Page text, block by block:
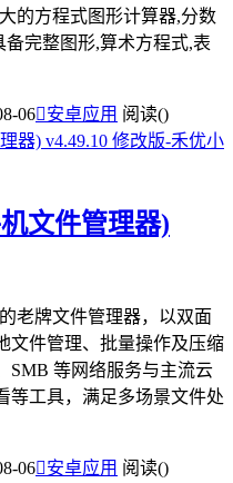
的方程式图形计算器,分数
完整图形,算术方程式,表
06安卓应用 阅读()
文件管理器)
老牌文件管理器，以双面
文件管理、批量操作及压缩
SMB 等网络服务与主流云
等工具，满足多场景文件处
06安卓应用 阅读()